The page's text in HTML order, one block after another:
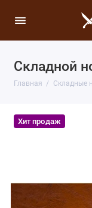
Складной
Главная Складные
Хит продаж